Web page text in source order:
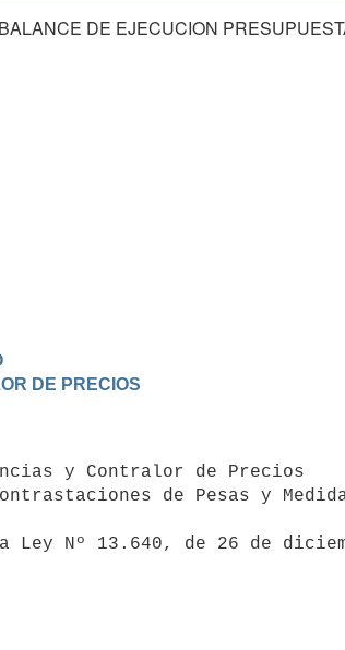
DE EJECUCION
DE PRECIOS
de Pesas y
Nº 13.640, de 26 de